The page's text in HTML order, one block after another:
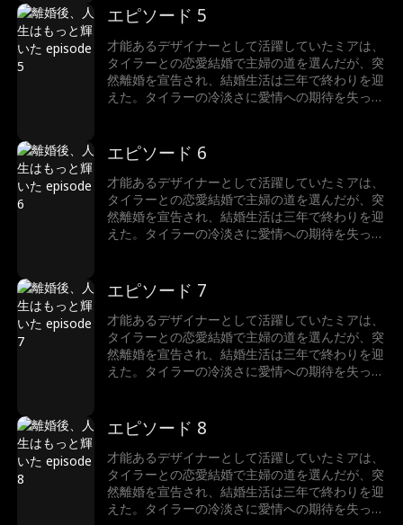
せ、自分の本心に気づいたタイラーとの愛を再燃
させるのだった…
エピソード 5
才能あるデザイナーとして活躍していたミアは、
タイラーとの恋愛結婚で主婦の道を選んだが、突
然離婚を宣告され、結婚生活は三年で終わりを迎
えた。タイラーの冷淡さに愛情への期待を失った
せ、自分の本心に気づいたタイラーとの愛を再燃
させるのだった…
エピソード 6
才能あるデザイナーとして活躍していたミアは、
タイラーとの恋愛結婚で主婦の道を選んだが、突
然離婚を宣告され、結婚生活は三年で終わりを迎
えた。タイラーの冷淡さに愛情への期待を失った
せ、自分の本心に気づいたタイラーとの愛を再燃
させるのだった…
エピソード 7
才能あるデザイナーとして活躍していたミアは、
タイラーとの恋愛結婚で主婦の道を選んだが、突
然離婚を宣告され、結婚生活は三年で終わりを迎
えた。タイラーの冷淡さに愛情への期待を失った
せ、自分の本心に気づいたタイラーとの愛を再燃
させるのだった…
エピソード 8
才能あるデザイナーとして活躍していたミアは、
タイラーとの恋愛結婚で主婦の道を選んだが、突
然離婚を宣告され、結婚生活は三年で終わりを迎
えた。タイラーの冷淡さに愛情への期待を失った